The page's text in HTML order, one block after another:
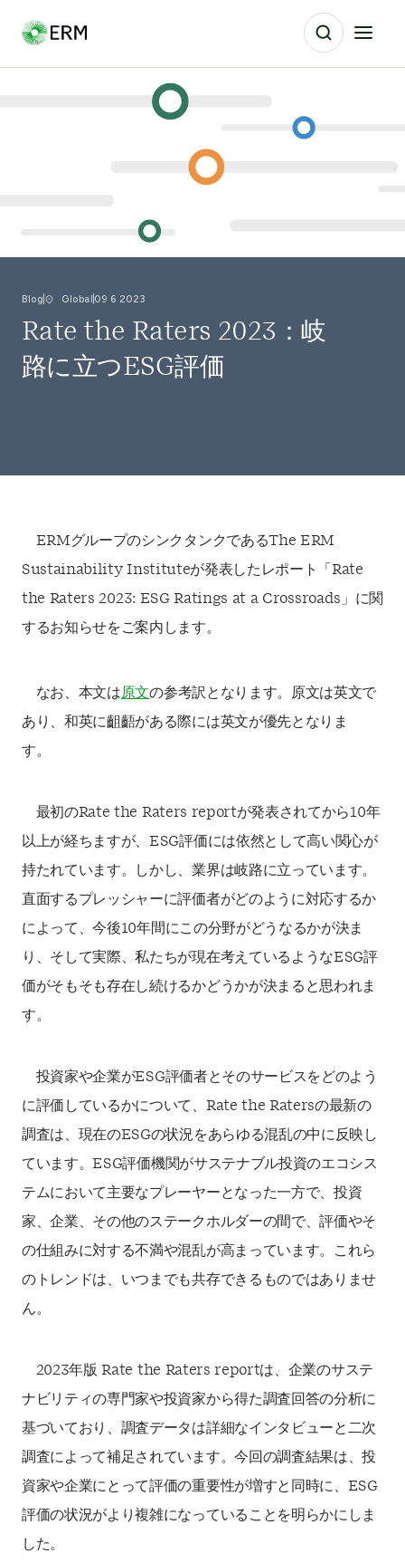
Blog Global 09 6 2023
Rate the Raters 2023：岐
路に立つESG評価
ERMグループのシンクタンクであるThe ERM
Sustainability Instituteが発表したレポート「Rate
the Raters 2023: ESG Ratings at a Crossroads」に関
するお知らせをご案内します。
なお、本文は原文の参考訳となります。原文は英文で
あり、和英に齟齬がある際には英文が優先となりま
す。
最初のRate the Raters reportが発表されてから10年
以上が経ちますが、 ESG評価には依然として高い関心が
持たれています。しかし、業界は岐路に立っています。
直面するプレッシャーに評価者がどのように対応するか
によって、今後10年間にこの分野がどうなるかが決ま
り、そして実際、私たちが現在考えているようなESG評
価がそもそも存在し続けるかどうかが決まると思われま
す。
投資家や企業がESG評価者とそのサービスをどのよう
に評価しているかについて、 Rate the Ratersの最新の
調査は、現在のESGの状況をあらゆる混乱の中に反映し
ています。 ESG評価機関がサステナブル投資のエコシス
テムにおいて主要なプレーヤーとなった一方で、投資
家、企業、 その他のステークホルダーの間で、評価やそ
の仕組みに対する不満や混乱が高まっています。これら
のトレンドは、いつまでも共存できるものではありませ
ん。
2023年版 Rate the Raters reportは、企業のサステ
ナビリティの専門家や投資家から得た調査回答の分析に
基づいており、調査データは詳細なインタビューと二次
調査によって補足されてい ます。今回の調査結果は、投
資家や企業にとって評価の重要性が増すと同時に、 ESG
評価の状況がより複雑になっていることを明らかにしま
した。